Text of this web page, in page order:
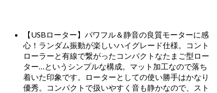
【USBローター】パワフル＆静音の良質モーターに感
心！ランダム振動が楽しいハイグレード仕様。コント
ローラーと有線で繋がったコンパクトなたまご型ロー
ター…というシンプルな構成。マット加工なので落ち
着いた印象です。ローターとしての使い勝手はかなり
優秀。コンパクトで扱いやすく音も静かなので、スト